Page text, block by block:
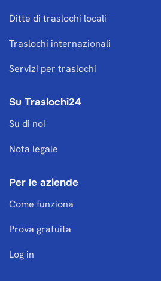
Ditte di traslochi locali
Traslochi internazionali
Servizi per traslochi
Su Traslochi24
Su di noi
Nota legale
Per le aziende
Come funziona
Prova gratuita
Log in